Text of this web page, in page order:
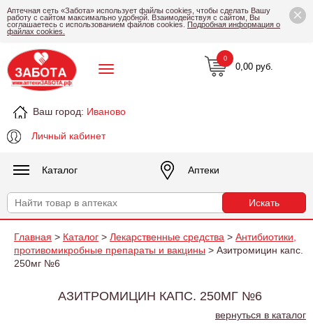
×
Аптечная сеть «Забота» использует файлы cookies, чтобы сделать Вашу
работу с сайтом максимально удобной. Взаимодействуя с сайтом, Вы
соглашаетесь с использованием файлов cookies. Подробная информация о
файлах cookies.
Ваш город: Иваново
Личный кабинет
0,00 руб.
0
Каталог Аптеки
Главная > Каталог > Лекарственные средства > Антибиотики,
противомикробные препараты и вакцины > Азитромицин капс.
250мг №6
АЗИТРОМИЦИН КАПС. 250МГ №6
вернуться в каталог